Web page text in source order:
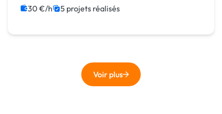
Migration ou refonte de site
30 €/h 5 projets réalisés
Voir plus